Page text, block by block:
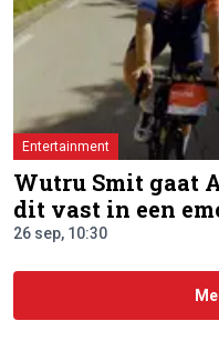
Entertainment
Wutru Smit gaat
dit vast in een
26 sep, 10:30